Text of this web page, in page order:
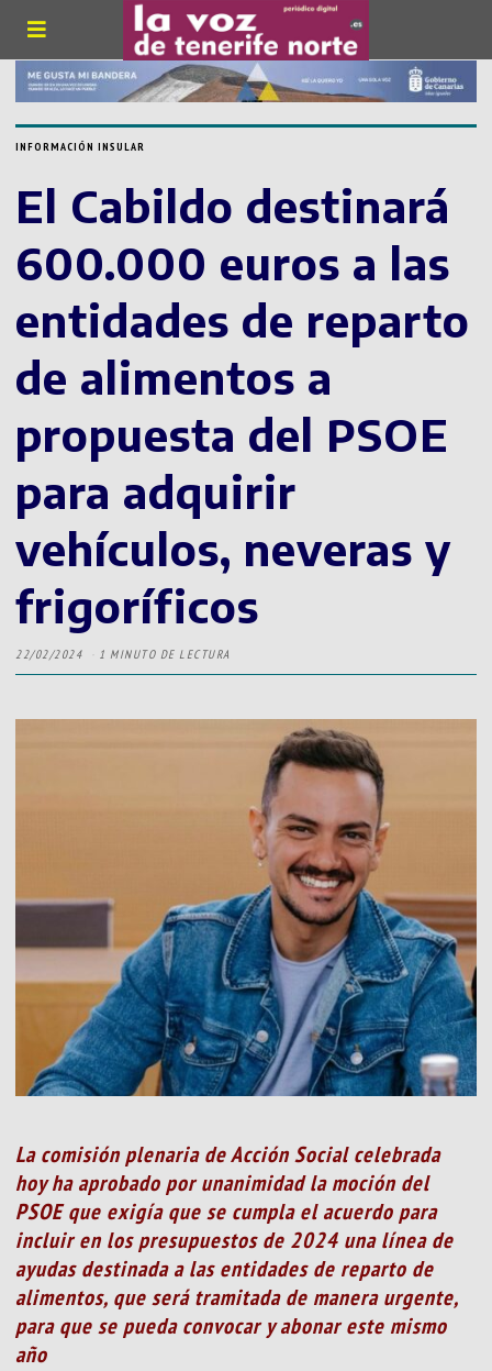
INFORMACIÓN INSULAR
El Cabildo destinará
600.000 euros a las
entidades de reparto
de alimentos a
propuesta del PSOE
para adquirir
vehículos, neveras y
frigoríficos
22/02/2024 1 MINUTO DE LECTURA
La comisión plenaria de Acción Social celebrada
hoy ha aprobado por unanimidad la moción del
PSOE que exigía que se cumpla el acuerdo para
incluir en los presupuestos de 2024 una línea de
ayudas destinada a las entidades de reparto de
alimentos, que será tramitada de manera urgente,
para que se pueda convocar y abonar este mismo
año